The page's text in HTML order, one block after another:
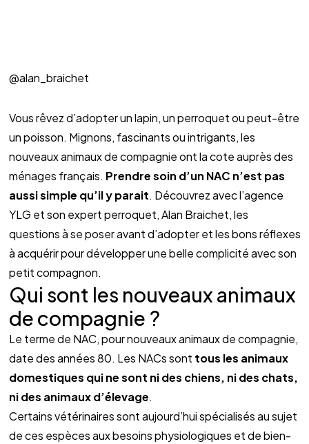
@alan_braichet
Vous rêvez d’adopter un lapin, un perroquet ou peut-être
un poisson. Mignons, fascinants ou intrigants, les
nouveaux animaux de compagnie ont la cote auprès des
ménages français. Prendre soin d’un NAC n’est pas
aussi simple qu’il y parait. Découvrez avec l’agence
YLG et son expert perroquet, Alan Braichet, les
questions à se poser avant d’adopter et les bons réflexes
à acquérir pour développer une belle complicité avec son
petit compagnon.
Qui sont les nouveaux animaux
de compagnie ?
Le terme de NAC, pour nouveaux animaux de compagnie,
date des années 80. Les NACs sont tous les animaux
domestiques qui ne sont ni des chiens, ni des chats,
ni des animaux d’élevage.
Certains vétérinaires sont aujourd’hui spécialisés au sujet
de ces espèces aux besoins physiologiques et de bien-